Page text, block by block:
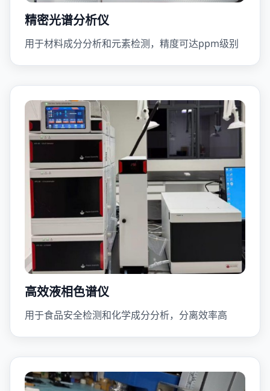
精密光谱分析仪
用于材料成分分析和元素检测，精度可达ppm级别
高效液相色谱仪
用于食品安全检测和化学成分分析，分离效率高